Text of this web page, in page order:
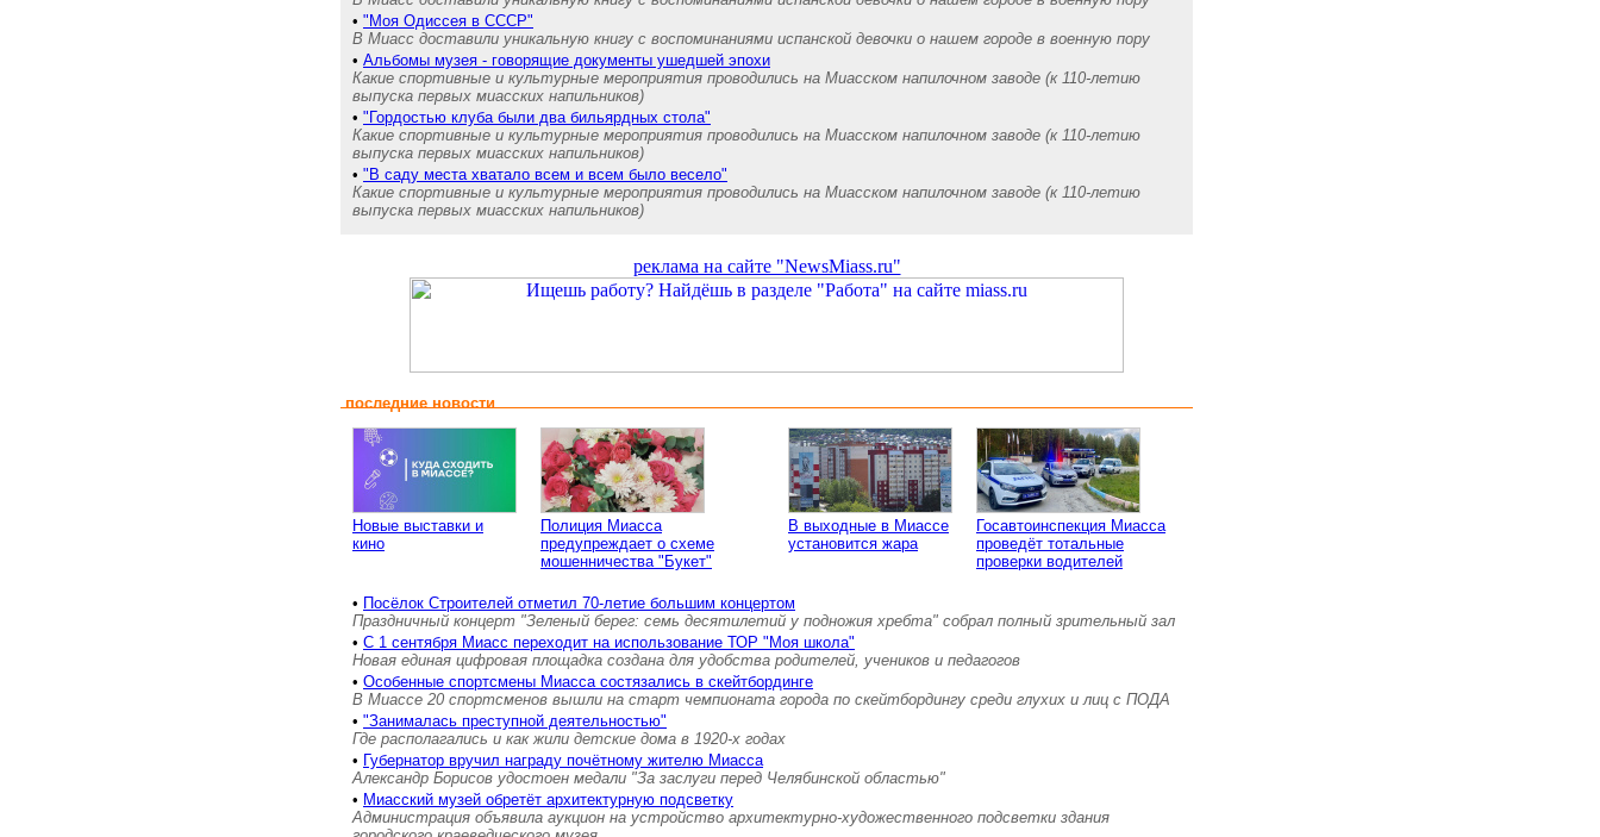
• "Моя Одиссея в СССР"
В Миасс доставили уникальную книгу с воспоминаниями испанской девочки о нашем городе в военную пору
• Альбомы музея - говорящие документы ушедшей эпохи
Какие спортивные и культурные мероприятия проводились на Миасском напилочном заводе (к 110-летию
выпуска первых миасских напильников)
• "Гордостью клуба были два бильярдных стола"
Какие спортивные и культурные мероприятия проводились на Миасском напилочном заводе (к 110-летию
выпуска первых миасских напильников)
• "В саду места хватало всем и всем было весело"
Какие спортивные и культурные мероприятия проводились на Миасском напилочном заводе (к 110-летию
выпуска первых миасских напильников)
реклама на сайте "NewsMiass.ru"
последние новости
Новые выставки и
кино
Полиция Миасса
предупреждает о схеме
мошенничества "Букет"
В выходные в Миассе
установится жара
Госавтоинспекция Миасса
проведёт тотальные
проверки водителей
• Посёлок Строителей отметил 70-летие большим концертом
Праздничный концерт "Зеленый берег: семь десятилетий у подножия хребта" собрал полный зрительный зал
• С 1 сентября Миасс переходит на использование ТОР "Моя школа"
Новая единая цифровая площадка создана для удобства родителей, учеников и педагогов
• Особенные спортсмены Миасса состязались в скейтбординге
В Миассе 20 спортсменов вышли на старт чемпионата города по скейтбордингу среди глухих и лиц с ПОДА
• "Занималась преступной деятельностью"
Где располагались и как жили детские дома в 1920-х годах
• Губернатор вручил награду почётному жителю Миасса
Александр Борисов удостоен медали "За заслуги перед Челябинской областью"
• Миасский музей обретёт архитектурную подсветку
Администрация объявила аукцион на устройство архитектурно-художественного подсветки здания